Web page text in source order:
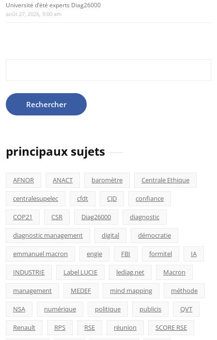
Université d’été experts Diag26000
août 27, 2026, 9:00 am
principaux sujets
AFNOR ANACT baromètre Centrale Ethique
centralesupelec cfdt CJD confiance
COP21 CSR Diag26000 diagnostic
diagnostic management digital démocratie
emmanuel macron engie FBI formitel IA
INDUSTRIE Label LUCIE lediag.net Macron
management MEDEF mind mapping méthode
NSA numérique politique publicis QVT
Renault RPS RSE réunion SCORE RSE